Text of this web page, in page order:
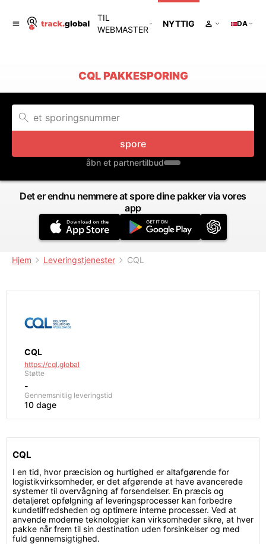
TIL
WEBMASTER
NYTTIG DA
CQL PAKKESPORING
spore
åbn et partnertilbud
Det er endnu nemmere at spore dine pakker via vores
app
Hjem Leveringstjenester CQL
CQL
https://cql.global
Støtte
-
Gennemsnitlig leveringstid
10 dage
CQL
I en tid, hvor præcision og hurtighed er altafgørende for
logistikvirksomheder, er det afgørende at have avancerede
systemer til overvågning af forsendelser. En præcis og
detaljeret opfølgning af leveringsprocesser kan forbedre
kundetilfredsheden og optimere interne processer. Ved at
anvende moderne teknologier kan virksomheder sikre, at hver
pakke når frem til sin destination uden forsinkelser og med
fuld gennemsigtighed.